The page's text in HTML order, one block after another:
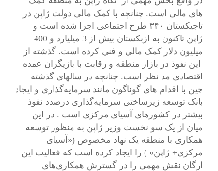
های مالی است. چنانچه با کمک مالی دولت ژاپن در
تاجیکستان ۳۴۰ طرح اجتماعی اجرا شده است و
ژاپن تاکنون به ازبکستان بيش از 3 ميليارد و 400
ميليون دلار کمک مالي و فني کرده است. گذشته از
این نفوذ در بازار منطقه و رقابت با بازیگران عمده
اقتصادی مد نظر است. چنانچه در سالهای گذشته
چین با اقدام ‌های گوناگون مانند سرمایه‌گذاری و ایجاد
بانک توسعه زیرساختی سرمایه‌گذاری درصدد نفوذ
بیشتر در کشورهای آسیای مرکزی است . در این
میان از یک سو نخست وزیر ژاپن به منظور توسعه
همکاری با منطقه یک نهاد مخصوص («آسیای
مرکزی+ ژاپن» ) را ایجاد کرده است که فعالیت این
ارگان نقش مهمی را در گسترش همکاری‌های